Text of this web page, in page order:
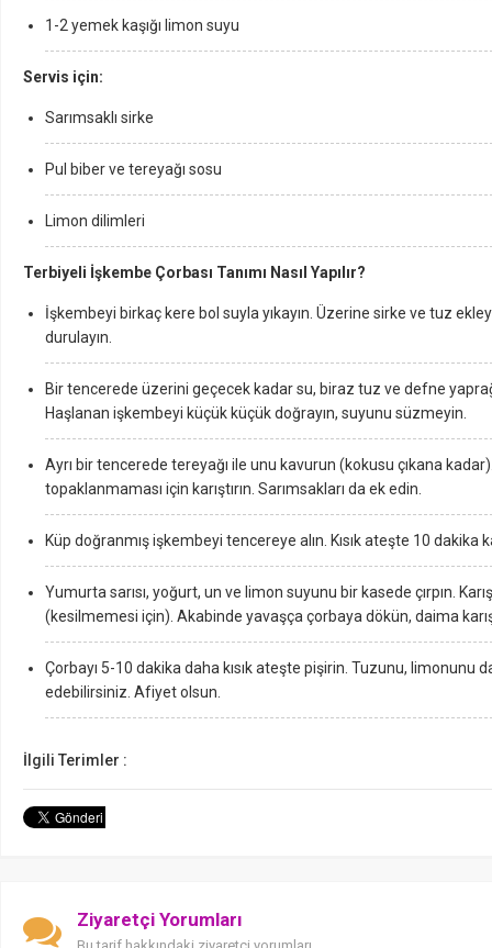
1-2 yemek kaşığı limon suyu
Servis için:
Sarımsaklı sirke
Pul biber ve tereyağı sosu
Limon dilimleri
Terbiyeli İşkembe Çorbası Tanımı Nasıl Yapılır?
İşkembeyi birkaç kere bol suyla yıkayın. Üzerine sirke ve tuz
durulayın.
Bir tencerede üzerini geçecek kadar su, biraz tuz ve defne
Haşlanan işkembeyi küçük küçük doğrayın, suyunu süzmeyin.
Ayrı bir tencerede tereyağı ile unu kavurun (kokusu çıkana
topaklanmaması için karıştırın. Sarımsakları da ek edin.
Küp doğranmış işkembeyi tencereye alın. Kısık ateşte 10 dakika
Yumurta sarısı, yoğurt, un ve limon suyunu bir kasede çırpın.
(kesilmemesi için). Akabinde yavaşça çorbaya dökün, daima
Çorbayı 5-10 dakika daha kısık ateşte pişirin. Tuzunu, limonunu
edebilirsiniz. Afiyet olsun.
İlgili Terimler :
Ziyaretçi Yorumları